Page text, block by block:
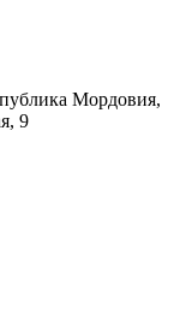
Мордовия,
9